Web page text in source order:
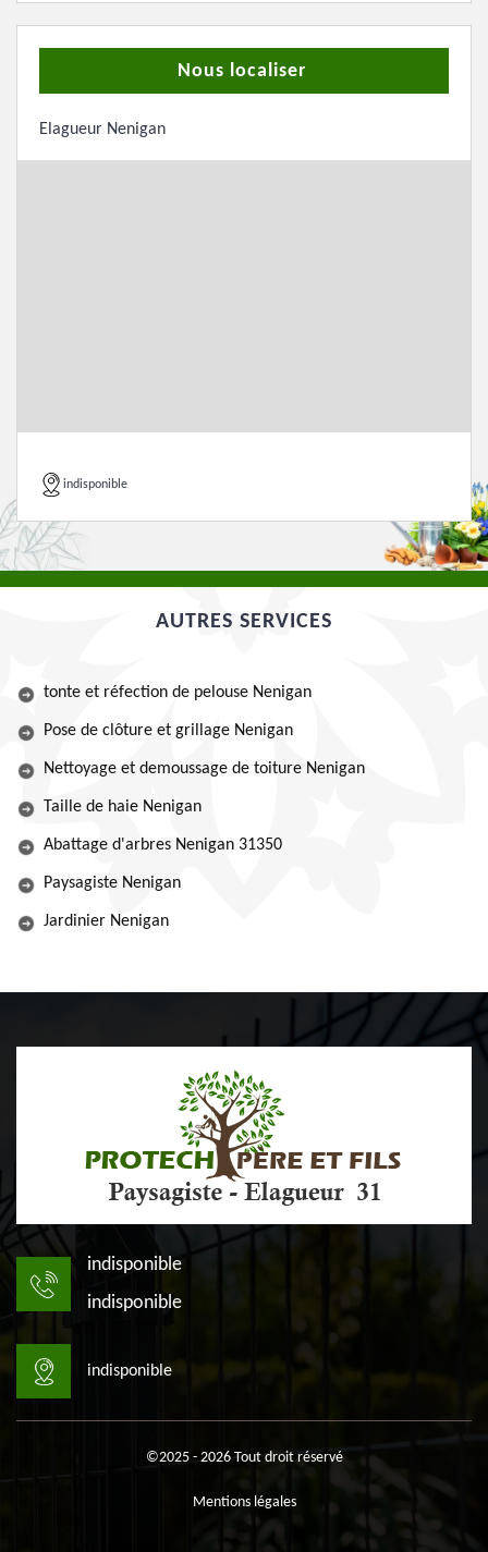
Nous localiser
Elagueur Nenigan
indisponible
AUTRES SERVICES
tonte et réfection de pelouse Nenigan
Pose de clôture et grillage Nenigan
Nettoyage et demoussage de toiture Nenigan
Taille de haie Nenigan
Abattage d'arbres Nenigan 31350
Paysagiste Nenigan
Jardinier Nenigan
indisponible
indisponible
indisponible
©2025 - 2026 Tout droit réservé
Mentions légales